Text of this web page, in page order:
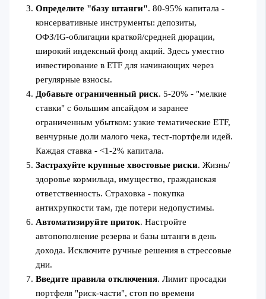
Определите "базу штанги". 80-95% капитала -
консервативные инструменты: депозиты,
ОФЗ/IG‑облигации краткой/средней дюрации,
широкий индексный фонд акций. Здесь уместно
инвестирование в ETF для начинающих через
регулярные взносы.
Добавьте ограниченный риск. 5-20% - "мелкие
ставки" с большим апсайдом и заранее
ограниченным убытком: узкие тематические ETF,
венчурные доли малого чека, тест‑портфели идей.
Каждая ставка - <1-2% капитала.
Застрахуйте крупные хвостовые риски. Жизнь/
здоровье кормильца, имущество, гражданская
ответственность. Страховка - покупка
антихрупкости там, где потери недопустимы.
Автоматизируйте приток. Настройте
автопополнение резерва и базы штанги в день
дохода. Исключите ручные решения в стрессовые
дни.
Введите правила отключения. Лимит просадки
портфеля "риск‑части", стоп по времени